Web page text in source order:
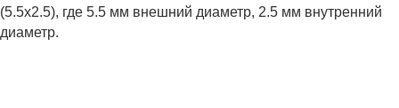
(5.5x2.5), где 5.5 мм внешний диаметр, 2.5 мм внутренний
диаметр.